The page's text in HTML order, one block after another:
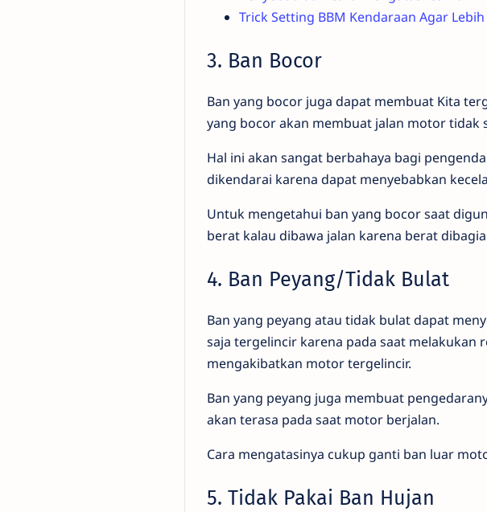
Trick Setting BBM Kendaraan Agar
3. Ban Bocor
Ban yang bocor juga dapat membuat Kita
yang bocor akan membuat jalan motor tidak
Hal ini akan sangat berbahaya bagi
dikendarai karena dapat menyebabkan
Untuk mengetahui ban yang bocor saat
berat kalau dibawa jalan karena berat
4. Ban Peyang/Tidak Bulat
Ban yang peyang atau tidak bulat dapat
saja tergelincir karena pada saat
mengakibatkan motor tergelincir.
Ban yang peyang juga membuat
akan terasa pada saat motor berjalan.
Cara mengatasinya cukup ganti ban luar
5. Tidak Pakai Ban Hujan